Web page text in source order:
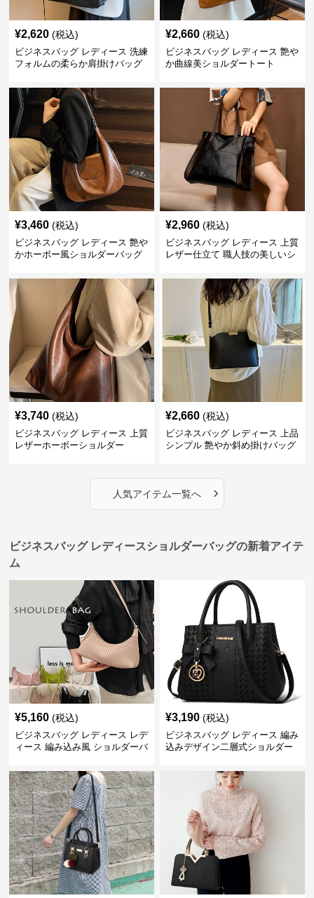
¥2,620 (税込)
ビジネスバッグ レディース 洗練
フォルムの柔らか肩掛けバッグ
¥2,660 (税込)
ビジネスバッグ レディース 艶や
か曲線美ショルダートート
¥3,460 (税込)
ビジネスバッグ レディース 艶や
かホーボー風ショルダーバッグ
¥2,960 (税込)
ビジネスバッグ レディース 上質
レザー仕立て 職人技の美しいシ
¥3,740 (税込)
ビジネスバッグ レディース 上質
レザーホーボーショルダー
¥2,660 (税込)
ビジネスバッグ レディース 上品
シンプル 艶やか斜め掛けバッグ
人気アイテム一覧へ ›
ビジネスバッグ レディースショルダーバッグの新着アイテ
ム
¥5,160 (税込)
ビジネスバッグ レディース レデ
ィース 編み込み風 ショルダーバ
¥3,190 (税込)
ビジネスバッグ レディース 編み
込みデザイン二層式ショルダー